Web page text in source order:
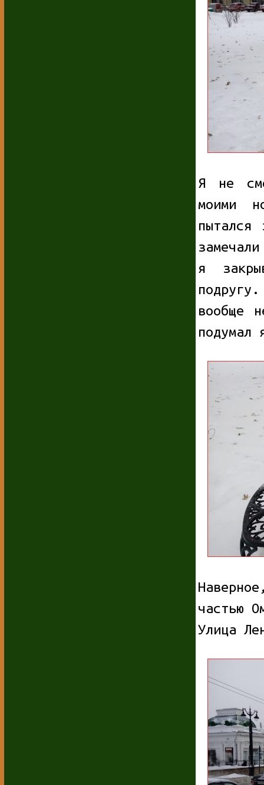
Я не
моими
я
вообще
подумал
частью
Улица